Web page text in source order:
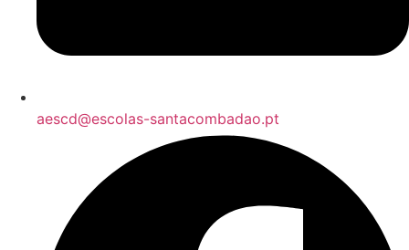
aescd@escolas-santacombadao.pt